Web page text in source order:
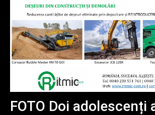
FOTO Doi adolescenți